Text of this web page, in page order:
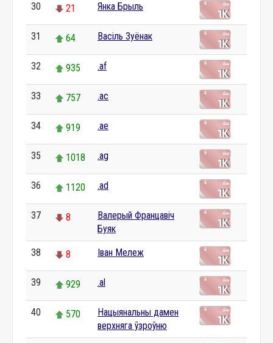
30 21 Янка Брыль
31 64 Васіль Зуёнак
32 935 .af
33 757 .ac
34 919 .ae
35 1018 .ag
36 1120 .ad
37 8
Валерый Францавіч
Буяк
38 8 Іван Мележ
39 929 .al
40 570
Нацыянальны дамен
верхняга ўзроўню